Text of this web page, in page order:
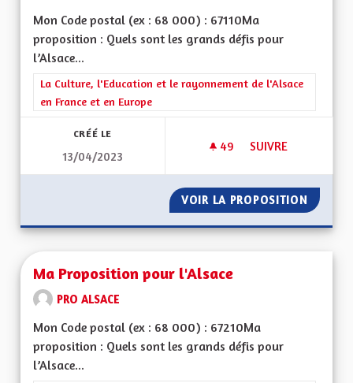
Mon Code postal (ex : 68 000) : 67110Ma
proposition : Quels sont les grands défis pour
l’Alsace...
Filtrer les résultats de la catégorie : La Culture, l'Education et
La Culture, l'Education et le rayonnement de l'Alsace
en France et en Europe
CRÉÉ LE
13/04/2023
49 49 ABONNÉS
SUIVRE
VOIR LA PROPOSITION
Ma Proposition pour l'Alsace
PRO ALSACE
Mon Code postal (ex : 68 000) : 67210Ma
proposition : Quels sont les grands défis pour
l’Alsace...